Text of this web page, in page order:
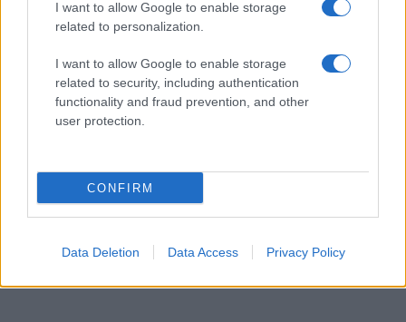
I want to allow Google to enable storage
related to personalization.
I want to allow Google to enable storage
related to security, including authentication
functionality and fraud prevention, and other
user protection.
CONFIRM
Data Deletion Data Access Privacy Policy
A produkció a közel-keleti kémvilágot ötvözi
a trauma, a bűntudat, a szerelem és a lelki
gyógyulás mélyebb vizsgálatával. A készítők
szerint a történet arról szól majd, hogy a
legsúlyosabb traumák után is létezhet
helyreállás.
Együtt a terror ellen: izraeli és